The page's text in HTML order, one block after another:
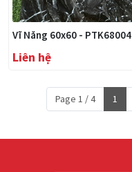
Vĩ Năng 60x60 - PTK68004
Liên hệ
Page 1 / 4 1